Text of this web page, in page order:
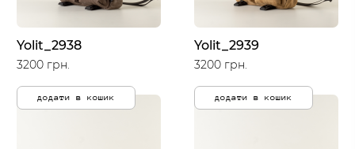
Yolit_2938
3200 грн.
додати в кошик
Yolit_2939
3200 грн.
додати в кошик